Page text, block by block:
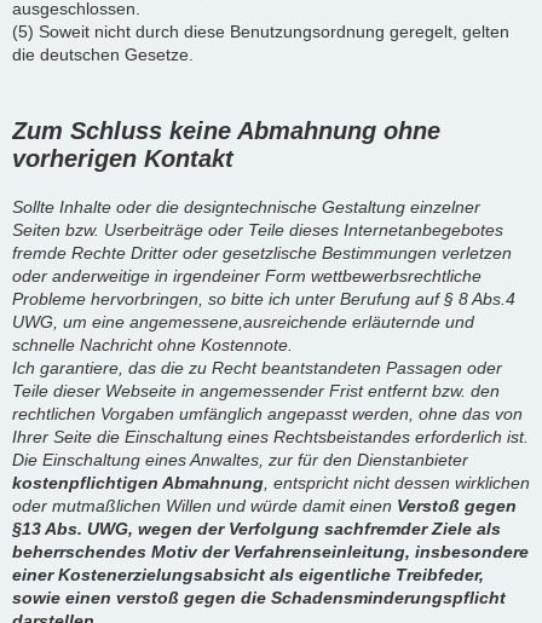
ausgeschlossen.
(5) Soweit nicht durch diese Benutzungsordnung geregelt, gelten
die deutschen Gesetze.
Zum Schluss keine Abmahnung ohne
vorherigen Kontakt
Sollte Inhalte oder die designtechnische Gestaltung einzelner
Seiten bzw. Userbeiträge oder Teile dieses Internetanbegebotes
fremde Rechte Dritter oder gesetzlische Bestimmungen verletzen
oder anderweitige in irgendeiner Form wettbewerbsrechtliche
Probleme hervorbringen, so bitte ich unter Berufung auf § 8 Abs.4
UWG, um eine angemessene,ausreichende erläuternde und
schnelle Nachricht ohne Kostennote.
Ich garantiere, das die zu Recht beantstandeten Passagen oder
Teile dieser Webseite in angemessender Frist entfernt bzw. den
rechtlichen Vorgaben umfänglich angepasst werden, ohne das von
Ihrer Seite die Einschaltung eines Rechtsbeistandes erforderlich ist.
Die Einschaltung eines Anwaltes, zur für den Dienstanbieter
kostenpflichtigen Abmahnung , entspricht nicht dessen wirklichen
oder mutmaßlichen Willen und würde damit einen Verstoß gegen
§13 Abs. UWG, wegen der Verfolgung sachfremder Ziele als
beherrschendes Motiv der Verfahrenseinleitung, insbesondere
einer Kostenerzielungsabsicht als eigentliche Treibfeder,
sowie einen verstoß gegen die Schadensminderungspflicht